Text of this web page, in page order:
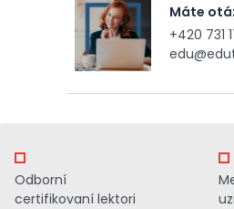
Máte
+420 731
Odborní
certifikovaní lektori